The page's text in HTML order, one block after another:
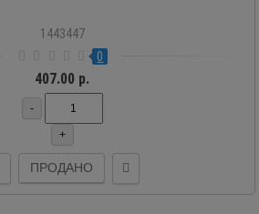
1443447
0
407.00 р.
-
+
ПРОДАНО